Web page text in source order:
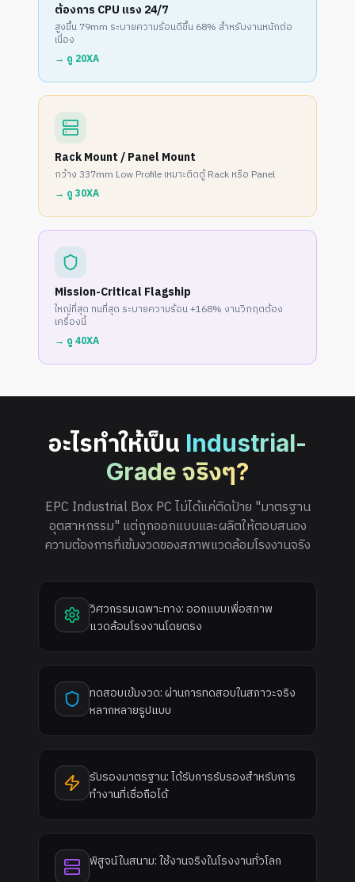
ต้องการ CPU แรง 24/7
สูงขึ้น 79mm ระบายความร้อนดีขึ้น 68% สำหรับงานหนักต่อ
เนื่อง
→ ดู 20XA
Rack Mount / Panel Mount
กว้าง 337mm Low Profile เหมาะติดตู้ Rack หรือ Panel
→ ดู 30XA
Mission-Critical Flagship
ใหญ่ที่สุด ทนที่สุด ระบายความร้อน +168% งานวิกฤตต้อง
เครื่องนี้
→ ดู 40XA
อะไรทำให้เป็น Industrial-
Grade จริงๆ?
EPC Industrial Box PC ไม่ได้แค่ติดป้าย "มาตรฐาน
อุตสาหกรรม" แต่ถูกออกแบบและผลิตให้ตอบสนอง
ความต้องการที่เข้มงวดของสภาพแวดล้อมโรงงานจริง
วิศวกรรมเฉพาะทาง: ออกแบบเพื่อสภาพ
แวดล้อมโรงงานโดยตรง
ทดสอบเข้มงวด: ผ่านการทดสอบในสภาวะจริง
หลากหลายรูปแบบ
รับรองมาตรฐาน: ได้รับการรับรองสำหรับการ
ทำงานที่เชื่อถือได้
พิสูจน์ในสนาม: ใช้งานจริงในโรงงานทั่วโลก